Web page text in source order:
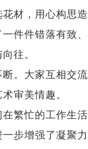
材，用心构思
件件错落有致
往。
大家互相交流
审美情趣。
忙的工作生活
步增强了凝聚